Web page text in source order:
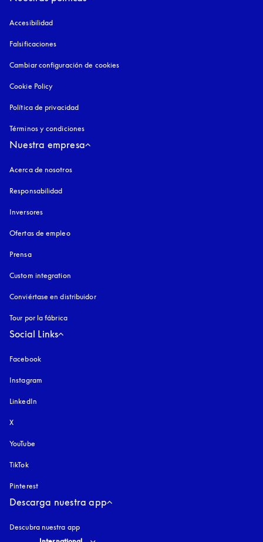
Accesibilidad
Falsificaciones
Cambiar configuración de cookies
Cookie Policy
Política de privacidad
Términos y condiciones
Nuestra empresa
Acerca de nosotros
Responsabilidad
Inversores
Ofertas de empleo
Prensa
Custom integration
Conviértase en distribuidor
Tour por la fábrica
Social Links
Facebook
Instagram
LinkedIn
X
YouTube
TikTok
Pinterest
Descarga nuestra app
Descubra nuestra app